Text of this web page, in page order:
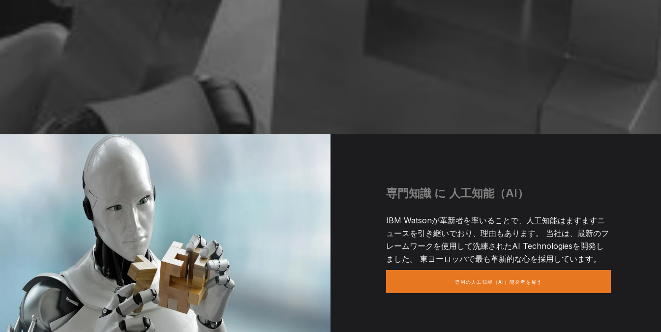
専門知識 に 人工知能（AI）
IBM Watsonが革新者を率いることで、人工知能はますますニ
ュースを引き継いでおり、理由もあります。 当社は、最新のフ
レームワークを使用して洗練されたAI Technologiesを開発し
ました。 東ヨーロッパで最も革新的な心を採用しています。
専用の人工知能（AI）開発者を雇う